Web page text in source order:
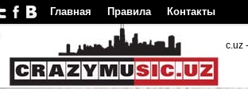
Главная Правила Контакты
CrazyMusic.uz -